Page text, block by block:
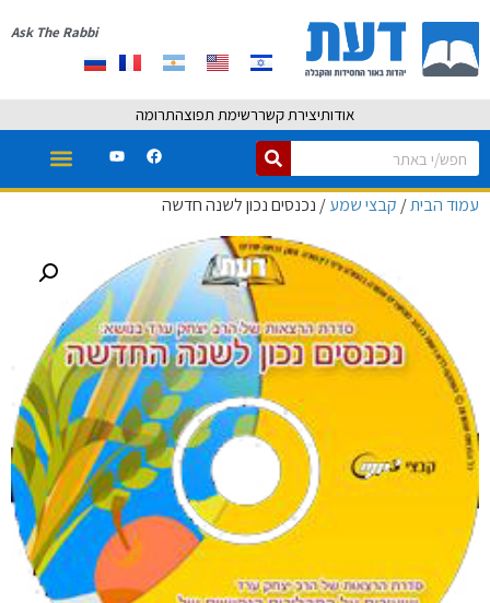
Ask The Rabbi
אודותיצירת קשררשימת תפוצהתרומה
עמוד הבית/ קבצי שמע/ נכנסים נכון לשנה חדשה